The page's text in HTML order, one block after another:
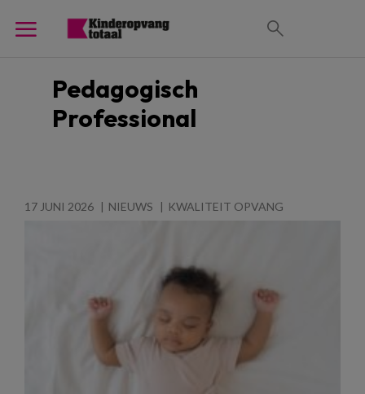
Pedagogisch
Professional
17 JUNI 2026 NIEUWS KWALITEIT OPVANG